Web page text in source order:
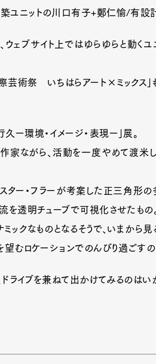
ユニットの川口有子+鄭仁愉/有設
ウェブサイト上ではゆらゆらと動く
術祭 いちはらアート×ミックス」
ー環境・イメージ・表現ー」展。
ながら、活動を一度やめて渡米し
スター・フラーが考案した正三角形
を透明チューブで可視化させたもの。
ックなものとなるそうで、いまから
望むロケーションでのんびり過ごすの
ライブを兼ねて出かけてみるのはい